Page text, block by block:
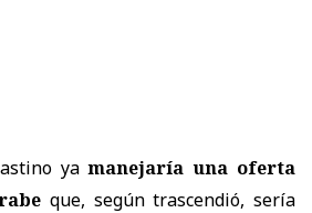
yamanejaría una oferta
que, según trascendió, sería